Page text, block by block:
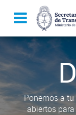
Ponemos a
abiertos